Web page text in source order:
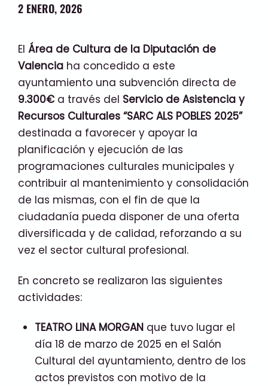
2 ENERO, 2026
El Área de Cultura de la Diputación de
Valencia ha concedido a este
ayuntamiento una subvención directa de
9.300€ a través del Servicio de Asistencia y
Recursos Culturales “SARC ALS POBLES 2025”
destinada a favorecer y apoyar la
planificación y ejecución de las
programaciones culturales municipales y
contribuir al mantenimiento y consolidación
de las mismas, con el fin de que la
ciudadanía pueda disponer de una oferta
diversificada y de calidad, reforzando a su
vez el sector cultural profesional.
En concreto se realizaron las siguientes
actividades:
TEATRO LINA MORGAN que tuvo lugar el
día 18 de marzo de 2025 en el Salón
Cultural del ayuntamiento, dentro de los
actos previstos con motivo de la